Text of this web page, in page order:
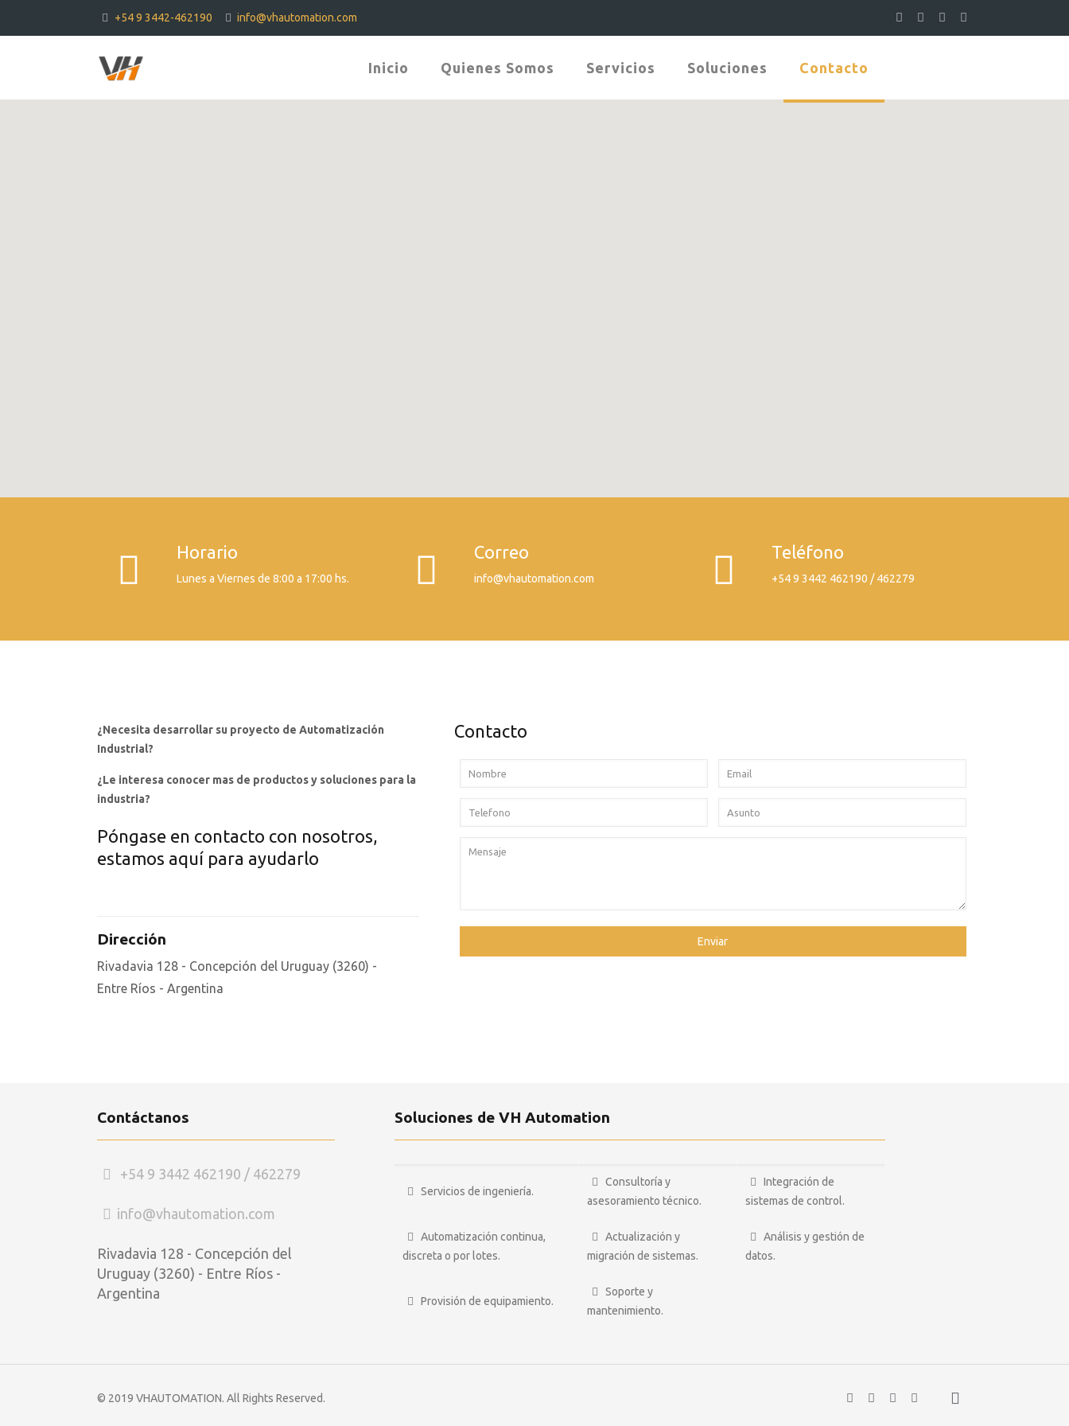
+54 9 3442-462190 info@vhautomation.com
Inicio Quienes Somos Servicios Soluciones Contacto
Horario
Lunes a Viernes de 8:00 a 17:00 hs.
Correo
info@vhautomation.com
Teléfono
+54 9 3442 462190 / 462279
¿Necesita desarrollar su proyecto de Automatización
Industrial?
¿Le interesa conocer mas de productos y soluciones para la
industria?
Póngase en contacto con nosotros,
estamos aquí para ayudarlo
Dirección
Rivadavia 128 - Concepción del Uruguay (3260) -
Entre Ríos - Argentina
Contacto
Contáctanos
+54 9 3442 462190 / 462279
info@vhautomation.com
Rivadavia 128 - Concepción del
Uruguay (3260) - Entre Ríos -
Argentina
Soluciones de VH Automation
Servicios de ingeniería.
Consultoría y
asesoramiento técnico.
Integración de
sistemas de control.
Automatización continua,
discreta o por lotes.
Actualización y
migración de sistemas.
Análisis y gestión de
datos.
Provisión de equipamiento.
Soporte y
mantenimiento.
© 2019 VHAUTOMATION. All Rights Reserved.